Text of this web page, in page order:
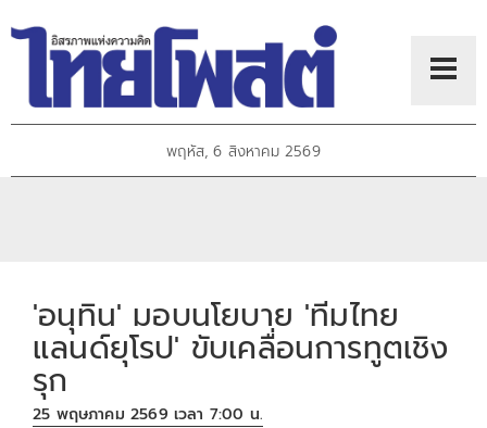
พฤหัส, 6 สิงหาคม 2569
'อนุทิน' มอบนโยบาย 'ทีมไทย
แลนด์ยุโรป' ขับเคลื่อนการทูตเชิง
รุก
25 พฤษภาคม 2569 เวลา 7:00 น.